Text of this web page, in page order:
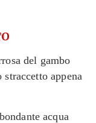
del gambo
appena
acqua